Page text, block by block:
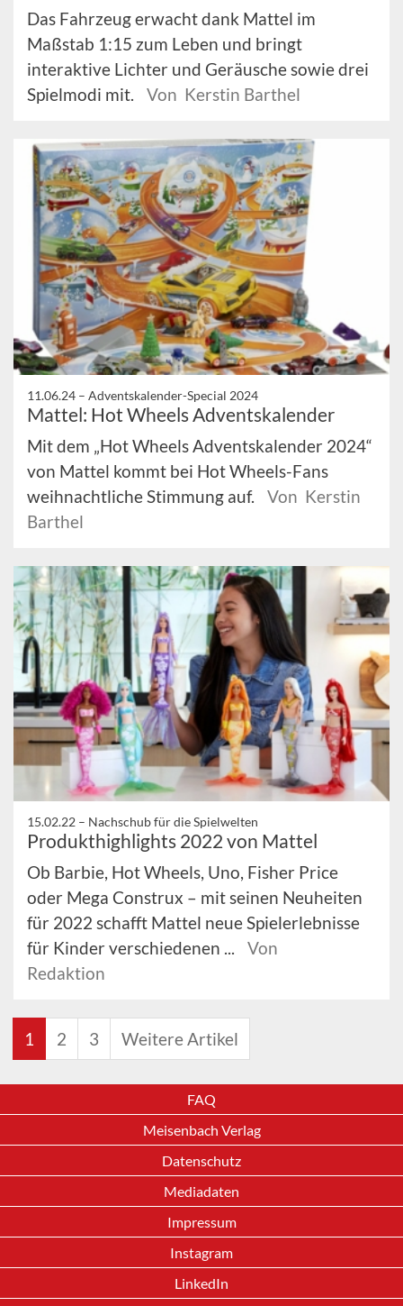
Das Fahrzeug erwacht dank Mattel im
Maßstab 1:15 zum Leben und bringt
interaktive Lichter und Geräusche sowie drei
Spielmodi mit.
Von Kerstin Barthel
11.06.24 – Adventskalender-Special 2024
Mattel: Hot Wheels Adventskalender
Mit dem „Hot Wheels Adventskalender 2024“
von Mattel kommt bei Hot Wheels-Fans
weihnachtliche Stimmung auf.
Von Kerstin
Barthel
15.02.22 – Nachschub für die Spielwelten
Produkthighlights 2022 von Mattel
Ob Barbie, Hot Wheels, Uno, Fisher Price
oder Mega Construx – mit seinen Neuheiten
für 2022 schafft Mattel neue Spielerlebnisse
für Kinder verschiedenen ...
Von
Redaktion
1 2 3 Weitere Artikel
FAQ
Meisenbach Verlag
Datenschutz
Mediadaten
Impressum
Instagram
LinkedIn